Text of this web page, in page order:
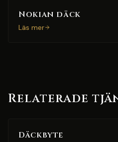
Nokian däck
Läs mer
Relaterade
Däckbyte